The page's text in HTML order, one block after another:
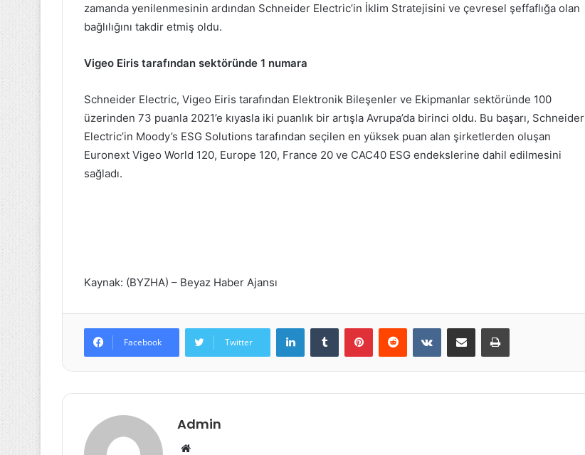
zamanda yenilenmesinin ardından Schneider Electric’in İklim Stratejisini ve çevresel şeffaflığa olan
bağlılığını takdir etmiş oldu.
Vigeo Eiris tarafından sektöründe 1 numara
Schneider Electric, Vigeo Eiris tarafından Elektronik Bileşenler ve Ekipmanlar sektöründe 100
üzerinden 73 puanla 2021’e kıyasla iki puanlık bir artışla Avrupa’da birinci oldu. Bu başarı, Schneider
Electric’in Moody’s ESG Solutions tarafından seçilen en yüksek puan alan şirketlerden oluşan
Euronext Vigeo World 120, Europe 120, France 20 ve CAC40 ESG endekslerine dahil edilmesini
sağladı.
Kaynak: (BYZHA) – Beyaz Haber Ajansı
Facebook Twitter
LinkedInTumblr PinterestReddit VKontakteE-Posta ile paylaş Yazdır
Admin
Web